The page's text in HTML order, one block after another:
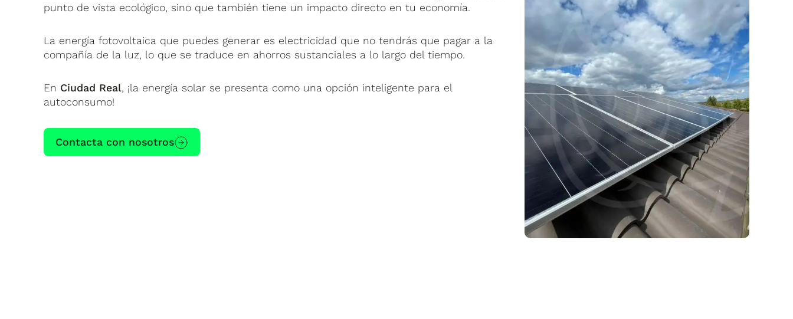
punto de vista ecológico, sino que también tiene un impacto directo en tu economía.
La energía fotovoltaica que puedes generar es electricidad que no tendrás que pagar a la
compañía de la luz, lo que se traduce en ahorros sustanciales a lo largo del tiempo.
En Ciudad Real, ¡la energía solar se presenta como una opción inteligente para el
autoconsumo!
Contacta con nosotros